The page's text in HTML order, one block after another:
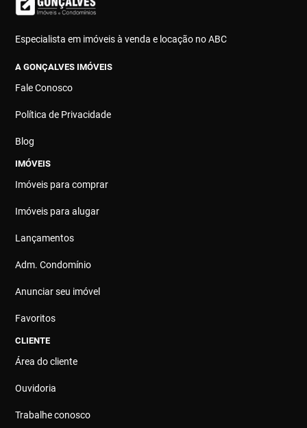
Especialista em imóveis à venda e locação no ABC
A GONÇALVES IMÓVEIS
Fale Conosco
Política de Privacidade
Blog
IMÓVEIS
Imóveis para comprar
Imóveis para alugar
Lançamentos
Adm. Condomínio
Anunciar seu imóvel
Favoritos
CLIENTE
Área do cliente
Ouvidoria
Trabalhe conosco